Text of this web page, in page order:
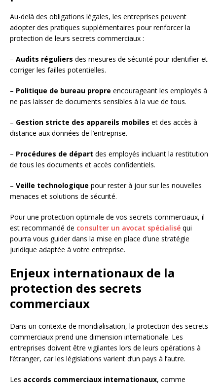
Au-delà des obligations légales, les entreprises peuvent
adopter des pratiques supplémentaires pour renforcer la
protection de leurs secrets commerciaux :
– Audits réguliers des mesures de sécurité pour identifier et
corriger les failles potentielles.
– Politique de bureau propre encourageant les employés à
ne pas laisser de documents sensibles à la vue de tous.
– Gestion stricte des appareils mobiles et des accès à
distance aux données de l’entreprise.
– Procédures de départ des employés incluant la restitution
de tous les documents et accès confidentiels.
– Veille technologique pour rester à jour sur les nouvelles
menaces et solutions de sécurité.
Pour une protection optimale de vos secrets commerciaux, il
est recommandé de consulter un avocat spécialisé qui
pourra vous guider dans la mise en place d’une stratégie
juridique adaptée à votre entreprise.
Enjeux internationaux de la
protection des secrets
commerciaux
Dans un contexte de mondialisation, la protection des secrets
commerciaux prend une dimension internationale. Les
entreprises doivent être vigilantes lors de leurs opérations à
l’étranger, car les législations varient d’un pays à l’autre.
Les accords commerciaux internationaux, comme